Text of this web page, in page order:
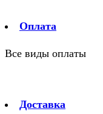
Оплата
Все виды оплаты
Доставка